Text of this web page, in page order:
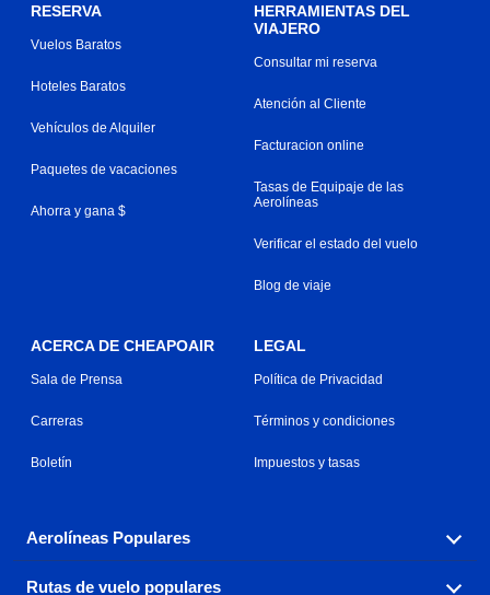
RESERVA
Vuelos Baratos
Hoteles Baratos
Vehículos de Alquiler
Paquetes de vacaciones
Ahorra y gana $
HERRAMIENTAS DEL
VIAJERO
Consultar mi reserva
Atención al Cliente
Facturacion online
Tasas de Equipaje de las
Aerolíneas
Verificar el estado del vuelo
Blog de viaje
ACERCA DE CHEAPOAIR
Sala de Prensa
Carreras
Boletín
LEGAL
Política de Privacidad
Términos y condiciones
Impuestos y tasas
Aerolíneas Populares
Explora nuestras opciones de tarifas aéreas baratas por
Rutas de vuelo populares